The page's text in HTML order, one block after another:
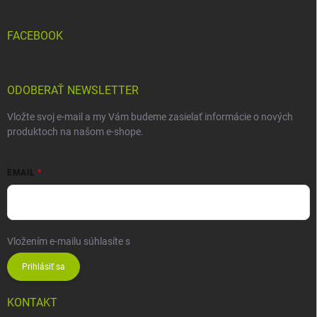
FACEBOOK
ODOBERAŤ NEWSLETTER
Vložte svoj e-mail a my Vám budeme zasielať informácie o nových
produktoch na našom e-shope.
EMAIL
Vložením e-mailu súhlasíte s
Prihlásiť sa
KONTAKT